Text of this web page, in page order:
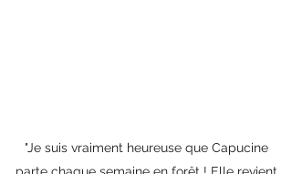
"Je suis vraiment heureuse que Capucine